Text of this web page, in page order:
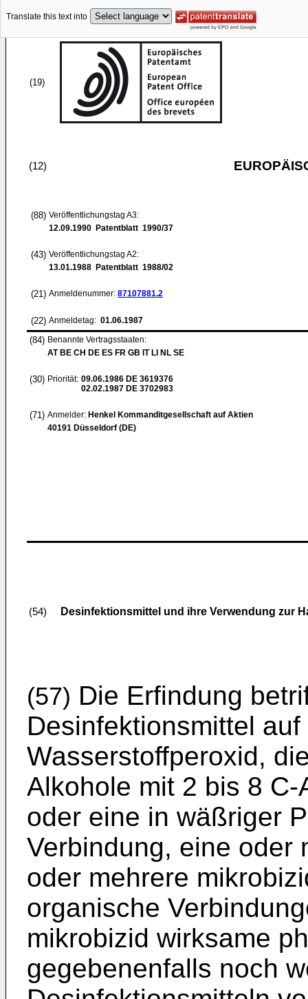
Translate this text into
(19)
(12)
(88) Veröffentlichungstag A3:
12.09.1990 Patentblatt 1990/37
(43) Veröffentlichungstag A2:
13.01.1988 Patentblatt 1988/02
(21) Anmeldenummer: 87107881.2
(22) Anmeldetag: 01.06.1987
(84) Benannte Vertragsstaaten:
AT BE CH DE ES FR GB IT LI NL SE
(30) Priorität: 09.06.1986 DE 3619376
02.02.1987 DE 3702983
(71) Anmelder: Henkel Kommanditgesellschaft auf Aktien
40191 Düsseldorf (DE)
(54) Desinfektionsmittel und ihre Verwendung zur
(57) Die Erfindung
Desin­fektionsmittel
Wasserstoffper­oxid,
Alkohole mit 2 bis 8
oder eine in wäßriger
Verbindung, eine oder
oder mehrere
organische
mikrobizid wirksame
gege­benenfalls noch